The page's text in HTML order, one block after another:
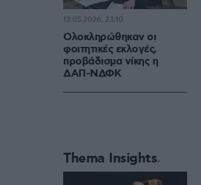
Ολοκληρώθηκαν οι
φοιτητικές εκλογές,
προβάδισμα νίκης η
ΔΑΠ-ΝΔΦΚ
13.05.2026, 23:10
Thema Insights